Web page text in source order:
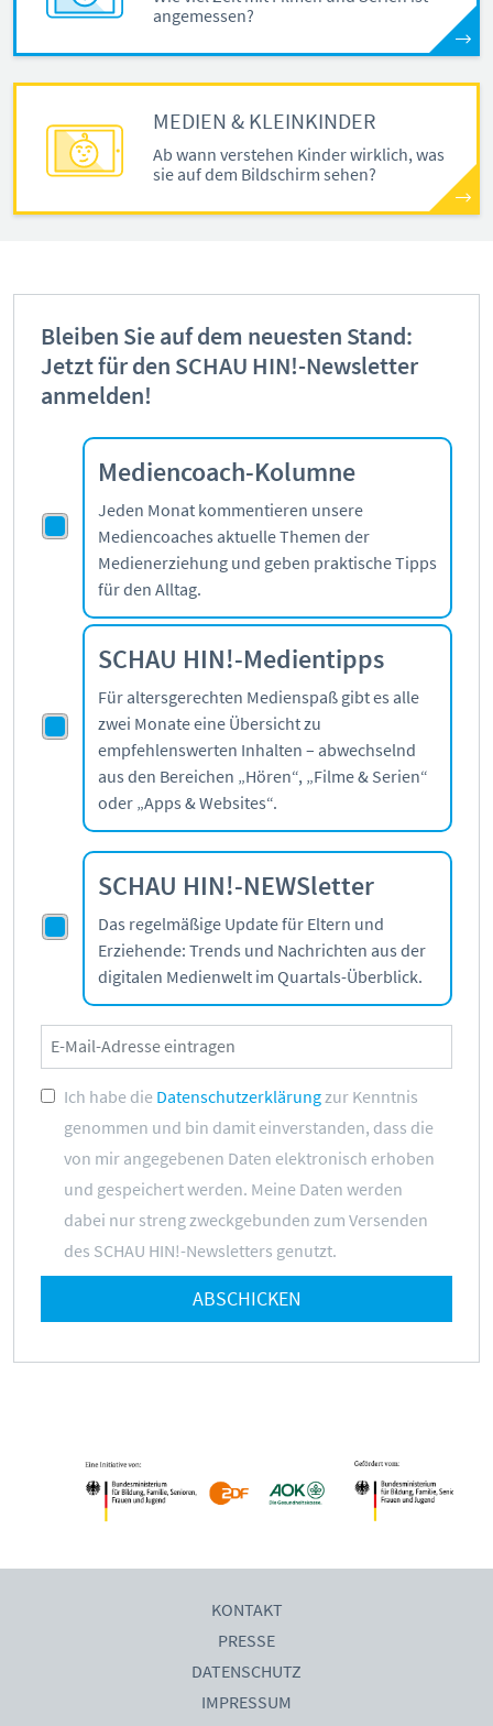
angemessen?
MEDIEN & KLEINKINDER
Ab wann verstehen Kinder wirklich, was
sie auf dem Bildschirm sehen?
Bleiben Sie auf dem neuesten Stand:
Jetzt für den SCHAU HIN!-Newsletter
anmelden!
Mediencoach-Kolumne
Jeden Monat kommentieren unsere
Mediencoaches aktuelle Themen der
Medienerziehung und geben praktische Tipps
für den Alltag.
SCHAU HIN!-Medientipps
Für altersgerechten Medienspaß gibt es alle
zwei Monate eine Übersicht zu
empfehlenswerten Inhalten – abwechselnd
aus den Bereichen „Hören“, „Filme & Serien“
oder „Apps & Websites“.
SCHAU HIN!-NEWSletter
Das regelmäßige Update für Eltern und
Erziehende: Trends und Nachrichten aus der
digitalen Medienwelt im Quartals-Überblick.
Ich habe die Datenschutzerklärungzur Kenntnis
genommen und bin damit einverstanden, dass die
von mir angegebenen Daten elektronisch erhoben
und gespeichert werden. Meine Daten werden
dabei nur streng zweckgebunden zum Versenden
des SCHAU HIN!-Newsletters genutzt.
ABSCHICKEN
KONTAKT
PRESSE
DATENSCHUTZ
IMPRESSUM